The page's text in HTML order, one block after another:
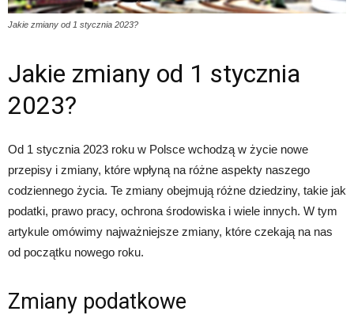
Jakie zmiany od 1 stycznia 2023?
Jakie zmiany od 1 stycznia
2023?
Od 1 stycznia 2023 roku w Polsce wchodzą w życie nowe
przepisy i zmiany, które wpłyną na różne aspekty naszego
codziennego życia. Te zmiany obejmują różne dziedziny, takie jak
podatki, prawo pracy, ochrona środowiska i wiele innych. W tym
artykule omówimy najważniejsze zmiany, które czekają na nas
od początku nowego roku.
Zmiany podatkowe